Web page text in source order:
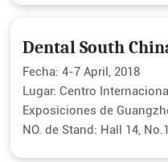
Dental South
Fecha: 4-7 April, 2018
Lugar: Centro
Exposiciones de
NO. de Stand: Hall 14,